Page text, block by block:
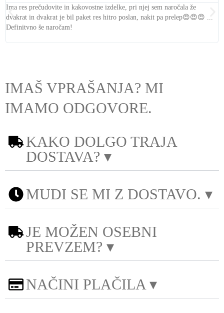
Ima res prečudovite in kakovostne izdelke, pri njej sem naročala že
dvakrat in dvakrat je bilpaket res hitro poslan, nakit pa prelep😍😍😍 ...
Definitvno še naročam!
IMAŠ VPRAŠANJA? MI
IMAMO ODGOVORE.
KAKO DOLGO TRAJA
DOSTAVA? ▾
MUDI SE MI Z DOSTAVO. ▾
JE MOŽEN OSEBNI
PREVZEM? ▾
NAČINI PLAČILA ▾